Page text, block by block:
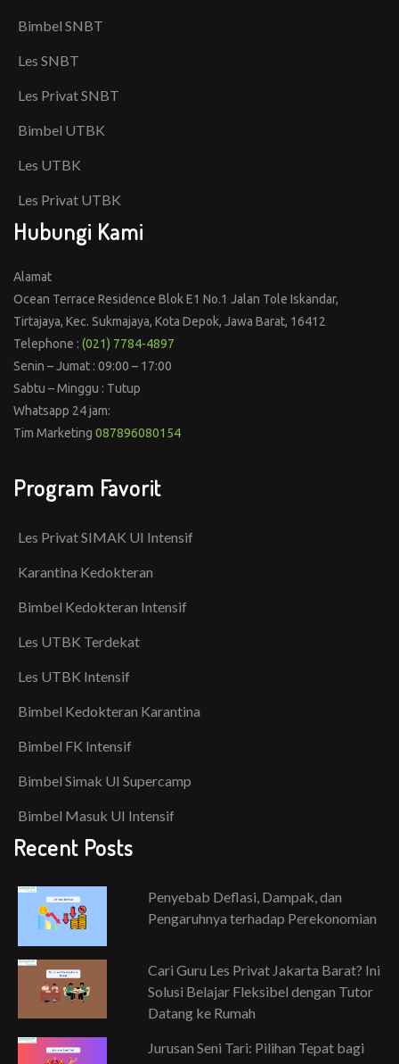
Bimbel SNBT
Les SNBT
Les Privat SNBT
Bimbel UTBK
Les UTBK
Les Privat UTBK
Hubungi Kami
Alamat
Ocean Terrace Residence Blok E1 No.1 Jalan Tole Iskandar,
Tirtajaya, Kec. Sukmajaya, Kota Depok, Jawa Barat, 16412
Telephone : (021) 7784-4897
Senin – Jumat : 09:00 – 17:00
Sabtu – Minggu : Tutup
Whatsapp 24 jam:
Tim Marketing 087896080154
Program Favorit
Les Privat SIMAK UI Intensif
Karantina Kedokteran
Bimbel Kedokteran Intensif
Les UTBK Terdekat
Les UTBK Intensif
Bimbel Kedokteran Karantina
Bimbel FK Intensif
Bimbel Simak UI Supercamp
Bimbel Masuk UI Intensif
Recent Posts
Penyebab Deflasi, Dampak, dan
Pengaruhnya terhadap Perekonomian
Cari Guru Les Privat Jakarta Barat? Ini
Solusi Belajar Fleksibel dengan Tutor
Datang ke Rumah
Jurusan Seni Tari: Pilihan Tepat bagi